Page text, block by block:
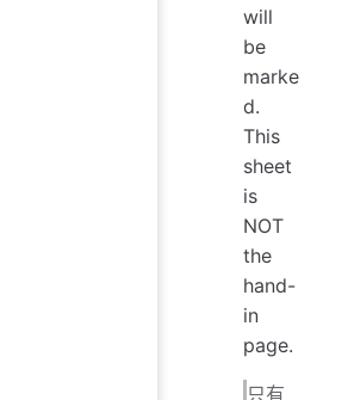
will
be
marke
d.
This
sheet
is
NOT
the
hand-
in
page.
只有